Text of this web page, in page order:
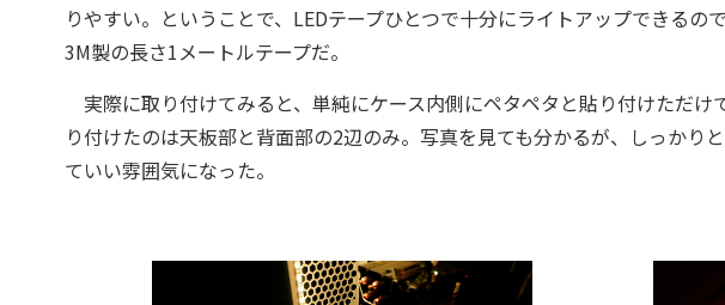
りやすい。ということで、LEDテープひとつで十分にライトアップできる
3M製の長さ1メートルテープだ。
実際に取り付けてみると、単純にケース内側にペタペタと貼り付けただ
り付けたのは天板部と背面部の2辺のみ。写真を見ても分かるが、しっかり
ていい雰囲気になった。